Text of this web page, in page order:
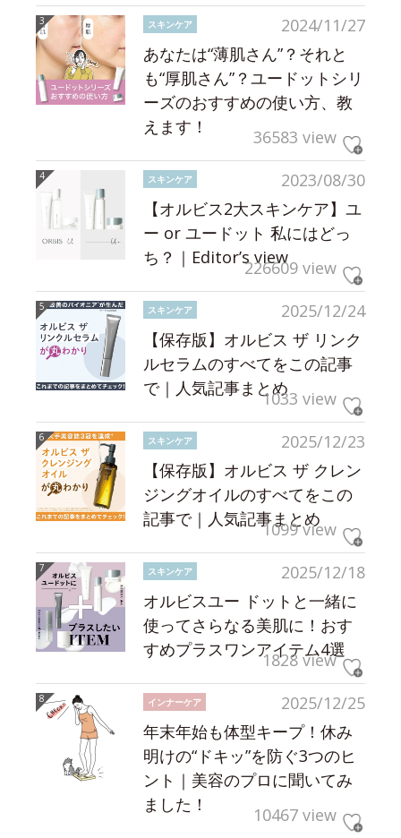
2024/11/27
スキンケア
あなたは“薄肌さん”？それと
も“厚肌さん”？ユードットシリ
ーズのおすすめの使い方、教
えます！
36583 view
2023/08/30
スキンケア
【オルビス2大スキンケア】ユ
ー or ユードット 私にはどっ
ち？｜Editor’s view226609 view
2025/12/24
スキンケア
【保存版】オルビス ザ リンク
ルセラムのすべてをこの記事
で｜人気記事まとめ1033 view
2025/12/23
スキンケア
【保存版】オルビス ザ クレン
ジングオイルのすべてをこの
記事で｜人気記事まとめ
1099 view
2025/12/18
スキンケア
オルビスユー ドットと一緒に
使ってさらなる美肌に！おす
すめプラスワンアイテム4選
1828 view
2025/12/25
インナーケア
年末年始も体型キープ！休み
明けの“ドキッ”を防ぐ3つのヒ
ント｜美容のプロに聞いてみ
ました！
10467 view